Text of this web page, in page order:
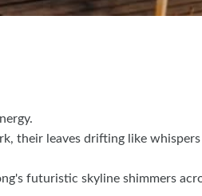
their leaves drifting like
futuristic skyline shimmers